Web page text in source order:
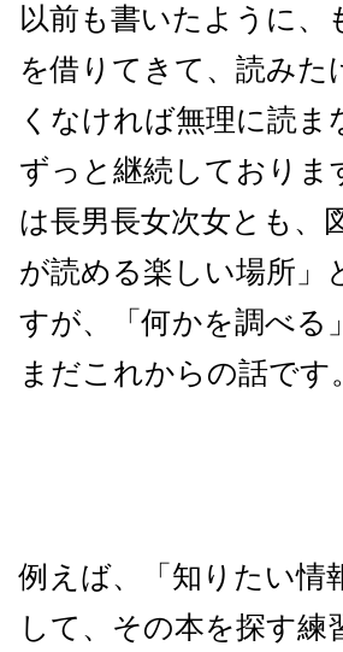
以前も書いたように、
を借りてきて、読み
くなければ無理に読
ずっと継続しておりま
は長男長女次女とも、
が読める楽しい場所」
すが、「何かを調べ
まだこれからの話です。
例えば、「知りたい情
して、その本を探す練